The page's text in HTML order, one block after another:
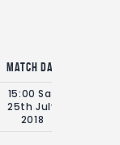
Match Day
15:00 Sat
25th July
2018